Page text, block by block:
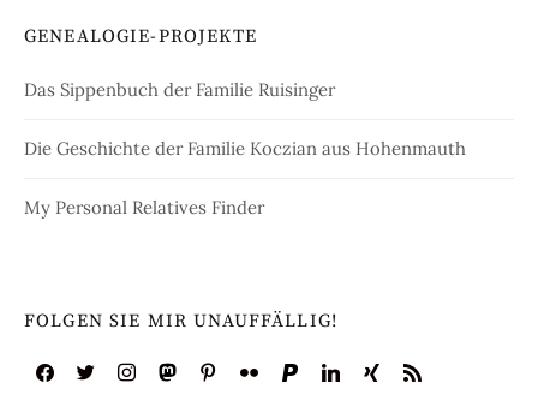
GENEALOGIE-PROJEKTE
Das Sippenbuch der Familie Ruisinger
Die Geschichte der Familie Koczian aus Hohenmauth
My Personal Relatives Finder
FOLGEN SIE MIR UNAUFFÄLLIG!